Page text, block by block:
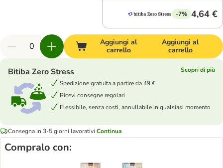
-7% 4,64 €
Aggiungi al
carrello
Aggiungi al
carrello
Bitiba Zero Stress
Scopri di più
Spedizione gratuita a partire da 49 €
Ricevi consegne regolari
Flessibile, senza costi, annullabile in qualsiasi momento
Consegna in 3-5 giorni lavorativi Continua
Compralo con: